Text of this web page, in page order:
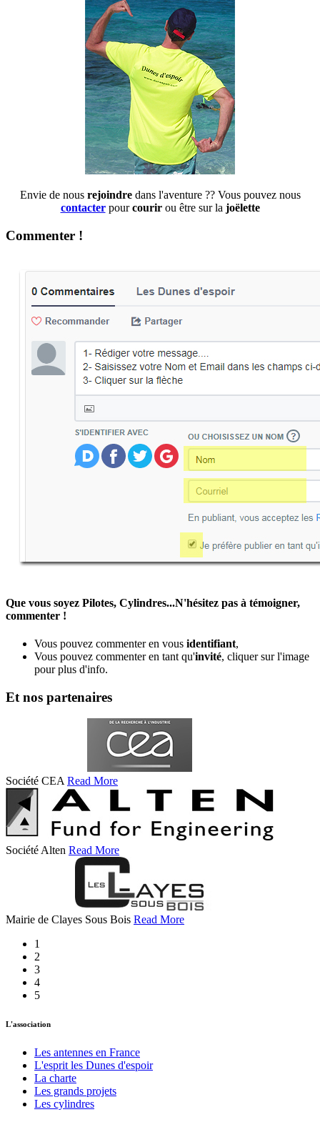
Envie de nous rejoindre dans l'aventure ?? Vous pouvez nous
contacterpourcourir ou être sur la joëlette
Commenter !
Que vous soyez Pilotes, Cylindres...N'hésitez pas à témoigner,
commenter !
Vous pouvez commenter en vous identifiant,
Vous pouvez commenter en tant qu'invité, cliquer sur l'image
pour plus d'info.
Et nos partenaires
Société CEA Read More
Société Alten Read More
Mairie de Clayes Sous Bois Read More
1
2
3
4
5
L'association
Les antennes en France
L'esprit les Dunes d'espoir
La charte
Les grands projets
Les cylindres